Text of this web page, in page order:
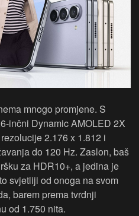
mnogo promjene. S
inčni Dynamic AMOLED 2X
2.176 x 1.812 i
do 120 Hz. Zaslon, baš
za HDR10+, a jedina je
svjetliji od onoga na svom
barem prema tvrdnji
od 1.750 nita.